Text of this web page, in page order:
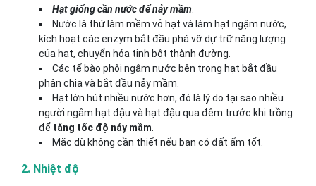
Hạt giống cần nước để nảy mầm
Nước là thứ làm mềm vỏ hạt và làm hạt ngậm nước,
kích hoạt các enzym bắt đầu phá vỡ dự trữ năng lượng
của hạt, chuyển hóa tinh bột thành đường.
Các tế bào phôi ngậm nước bên trong hạt bắt đầu
phân chia và bắt đầu nảy mầm.
Hạt lớn hút nhiều nước hơn, đó là lý do tại sao nhiều
người ngâm hạt đậu và hạt đậu qua đêm trước khi trồng
để tăng tốc độ nảy mầm
Mặc dù không cần thiết nếu bạn có đất ẩm tốt.
2. Nhiệt độ